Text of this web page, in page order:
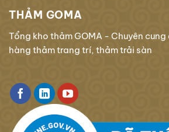
THẢM GOMA
Tổng kho thảm GOMA - Chuyên
hàng thảm trang trí, thảm trải sàn